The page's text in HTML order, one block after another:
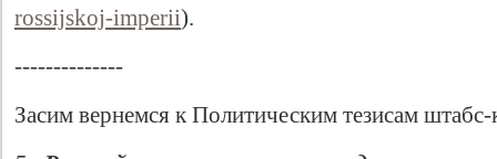
rossijskoj-imperii).
--------------
Засим вернемся к Политическим тезисам штабс-